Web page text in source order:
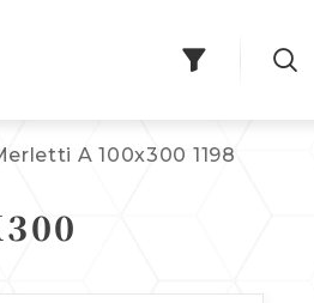
A 100x300 1198